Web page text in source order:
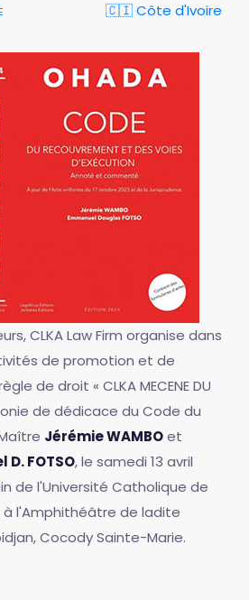
🇨🇮 Côte d'Ivoire
CLKA Law Firm organise dans
de promotion et de
de droit « CLKA MECENE DU
de dédicace du Code du
Jérémie WAMBOet
D. FOTSO, le samedi 13 avril
de l'Université Catholique de
à l'Amphithéâtre de ladite
Cocody Sainte-Marie.